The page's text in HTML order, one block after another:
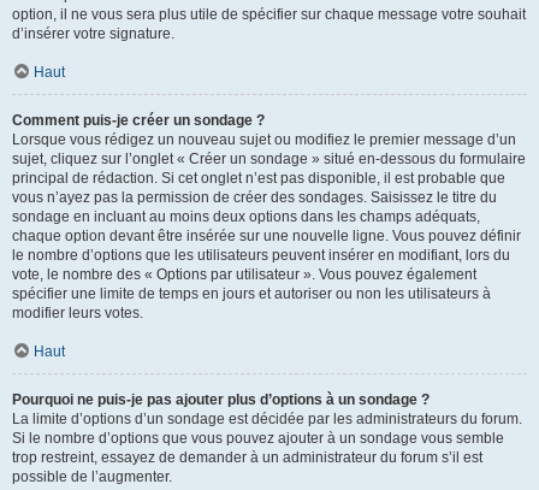
option, il ne vous sera plus utile de spécifier sur chaque message votre souhait
d’insérer votre signature.
Haut
Comment puis-je créer un sondage ?
Lorsque vous rédigez un nouveau sujet ou modifiez le premier message d’un
sujet, cliquez sur l’onglet « Créer un sondage » situé en-dessous du formulaire
principal de rédaction. Si cet onglet n’est pas disponible, il est probable que
vous n’ayez pas la permission de créer des sondages. Saisissez le titre du
sondage en incluant au moins deux options dans les champs adéquats,
chaque option devant être insérée sur une nouvelle ligne. Vous pouvez définir
le nombre d’options que les utilisateurs peuvent insérer en modifiant, lors du
vote, le nombre des « Options par utilisateur ». Vous pouvez également
spécifier une limite de temps en jours et autoriser ou non les utilisateurs à
modifier leurs votes.
Haut
Pourquoi ne puis-je pas ajouter plus d’options à un sondage ?
La limite d’options d’un sondage est décidée par les administrateurs du forum.
Si le nombre d’options que vous pouvez ajouter à un sondage vous semble
trop restreint, essayez de demander à un administrateur du forum s’il est
possible de l’augmenter.